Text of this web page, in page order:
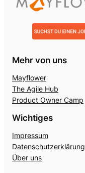
Mehr von uns
Mayflower
The Agile Hub
Product Owner Camp
Wichtiges
Impressum
Datenschutzerklärung
Über uns